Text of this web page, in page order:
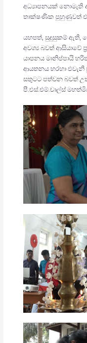
අධ්‍යාපනයක් නොමැති
තාක්ෂණික පුහුණුවත්
යහපත්, සුදුසුකම් ඇති,
අවශ්‍ය බවත් ආසියාවේ
යාපනය මානිප්පායි
ආයතනය හරහා එවැනි
සතුටට පත්වන බවත්
පී.එස්.එම්.චාල්ස්